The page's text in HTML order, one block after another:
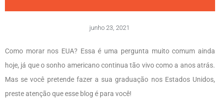
junho 23, 2021
Como morar nos EUA? Essa é uma pergunta muito comum ainda
hoje, já que o sonho americano continua tão vivo como a anos atrás.
Mas se você pretende fazer a sua graduação nos Estados Unidos,
preste atenção que esse blog é para você!